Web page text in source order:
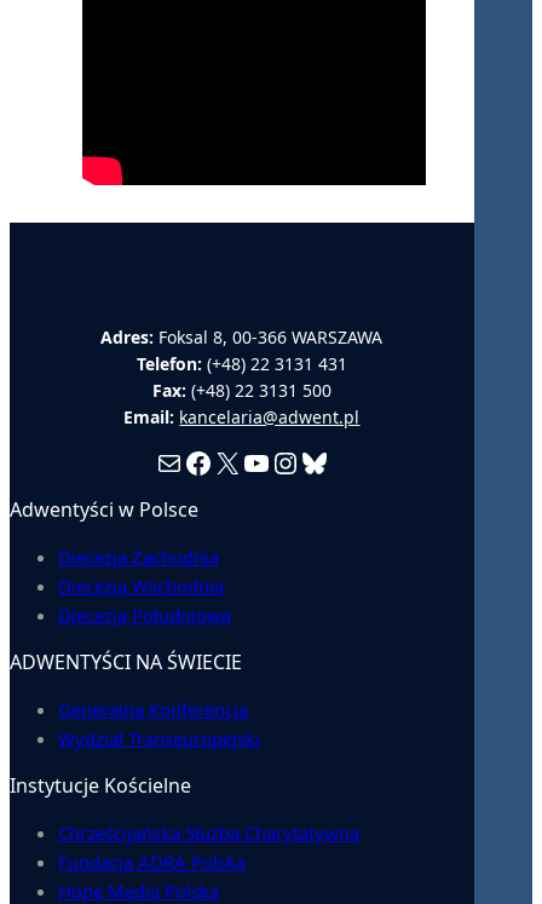
Adres: Foksal 8, 00-366 WARSZAWA
Telefon: (+48) 22 3131 431
Fax: (+48) 22 3131 500
Email: kancelaria@adwent.pl
MailFacebook
X YouTube
Instagram
Bluesky
Adwentyści w Polsce
Diecezja Zachodnia
Diecezja Wschodnia
Diecezja Południowa
ADWENTYŚCI NA ŚWIECIE
Generalna Konferencja
Wydział Transeuropejski
Instytucje Kościelne
Chrześcijańska Służba Charytatywna
Fundacja ADRA Polska
Hope Media Polska